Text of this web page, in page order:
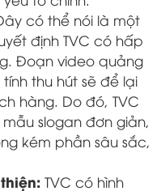
có thể nói là một
định TVC có hấp
Đoạn video quảng
thu hút sẽ để lại
hàng. Do đó, TVC
slogan đơn giản,
kém phần sâu sắc,
TVC có hình